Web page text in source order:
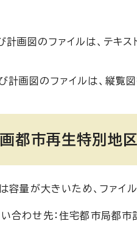
画図のファイルは、テキ
画図のファイルは、縦覧
都市再生特別地
は容量が大きいため、ファ
い合わせ先：住宅都市局